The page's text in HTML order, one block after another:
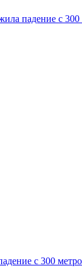
падение с 300
с 300